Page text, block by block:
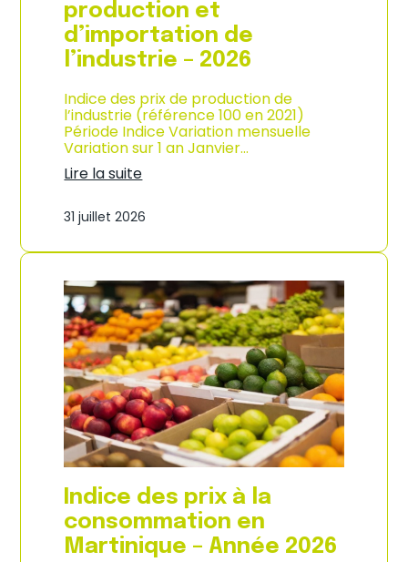
s
o
m
m
a
i
o
n
e
n
G
a
e
o
u
p
e
–
A
n
n
é
e
2
0
2
6
production et
d’importation de
l’industrie – 2026
Indice des prix de production de
l’industrie (référence 100 en 2021)
Période Indice Variation mensuelle
Variation sur 1 an Janvier…
Lire la suite
n
i
e
d
e
s
p
r
i
x
d
e
p
r
o
d
u
c
t
31 juillet 2026
Indice des prix à la
consommation en
Martinique – Année 2026